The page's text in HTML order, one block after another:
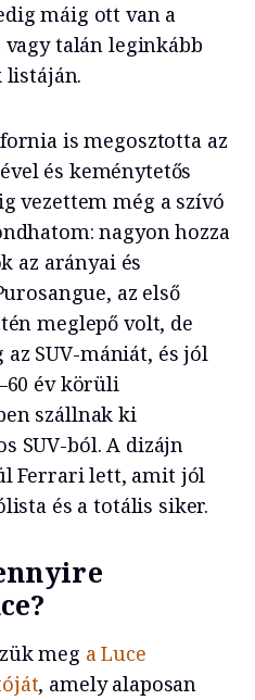
máig ott van a
talán leginkább
is megosztotta az
és keménytetős
vezettem még a szívó
nagyon hozza
az arányai és
az első
meglepő volt, de
SUV-mániát, és jól
év körüli
szállnak ki
SUV-ból. A dizájn
Ferrari lett, amit jól
és a totális siker.
meg a Luce
, amely alaposan